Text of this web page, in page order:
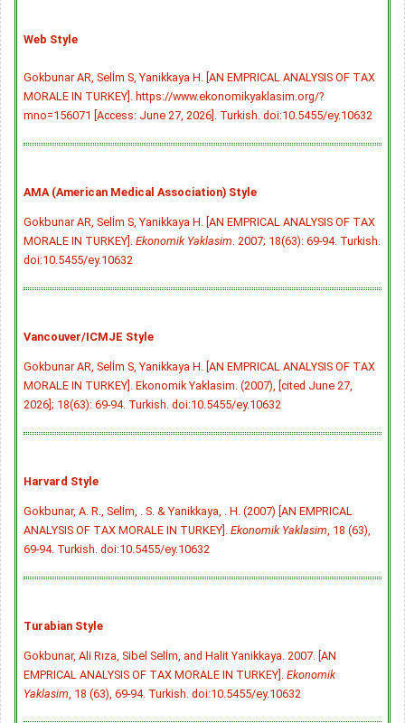
Web Style
Gokbunar AR, Selİm S, Yanikkaya H. [AN EMPRICAL ANALYSIS OF TAX
MORALE IN TURKEY]. https://www.ekonomikyaklasim.org/?
mno=156071 [Access: June 27, 2026]. Turkish. doi:10.5455/ey.10632
AMA (American Medical Association) Style
Gokbunar AR, Selİm S, Yanikkaya H. [AN EMPRICAL ANALYSIS OF TAX
MORALE IN TURKEY]. Ekonomik Yaklasim . 2007; 18(63): 69-94. Turkish.
doi:10.5455/ey.10632
Vancouver/ICMJE Style
Gokbunar AR, Selİm S, Yanikkaya H. [AN EMPRICAL ANALYSIS OF TAX
MORALE IN TURKEY]. Ekonomik Yaklasim. (2007), [cited June 27,
2026]; 18(63): 69-94. Turkish. doi:10.5455/ey.10632
Harvard Style
Gokbunar, A. R., Selİm, . S. & Yanikkaya, . H. (2007) [AN EMPRICAL
ANALYSIS OF TAX MORALE IN TURKEY]. Ekonomik Yaklasim , 18 (63),
69-94. Turkish. doi:10.5455/ey.10632
Turabian Style
Gokbunar, Ali Rıza, Sibel Selİm, and Halit Yanikkaya. 2007. [AN
EMPRICAL ANALYSIS OF TAX MORALE IN TURKEY]. Ekonomik
Yaklasim , 18 (63), 69-94. Turkish. doi:10.5455/ey.10632